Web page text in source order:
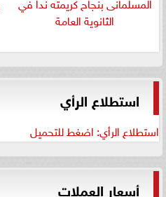
الثانوية العامة
استطلاع الرأي
استطلاع الرأي: اضغط للتحميل
أسعار العملات